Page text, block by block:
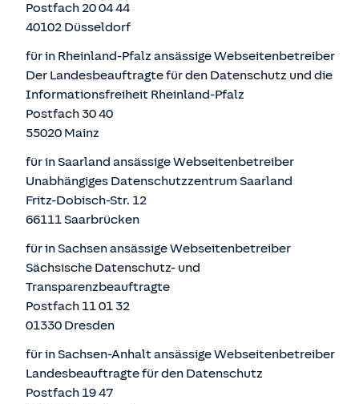
Postfach 20 04 44
40102 Düsseldorf
für in Rheinland-Pfalz ansässige Webseitenbetreiber
Der Landesbeauftragte für den Datenschutz und die
Informationsfreiheit Rheinland-Pfalz
Postfach 30 40
55020 Mainz
für in Saarland ansässige Webseitenbetreiber
Unabhängiges Datenschutzzentrum Saarland
Fritz-Dobisch-Str. 12
66111 Saarbrücken
für in Sachsen ansässige Webseitenbetreiber
Sächsische Datenschutz- und
Transparenzbeauftragte
Postfach 11 01 32
01330 Dresden
für in Sachsen-Anhalt ansässige Webseitenbetreiber
Landesbeauftragte für den Datenschutz
Postfach 19 47